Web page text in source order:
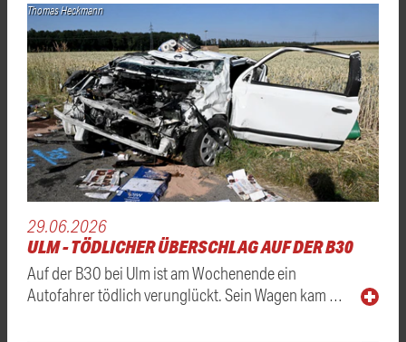
Thomas Heckmann
29.06.2026
ULM - TÖDLICHER ÜBERSCHLAG AUF DER B30
Auf der B30 bei Ulm ist am Wochenende ein
Autofahrer tödlich verunglückt. Sein Wagen kam …